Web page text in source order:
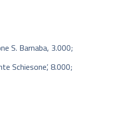
S. Barnaba, 3.000;
Schiesone’, 8.000;